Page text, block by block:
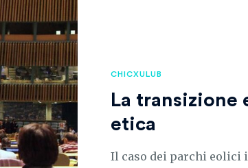
CHICXULUB
La transizione
etica
Il caso dei parchi eolici